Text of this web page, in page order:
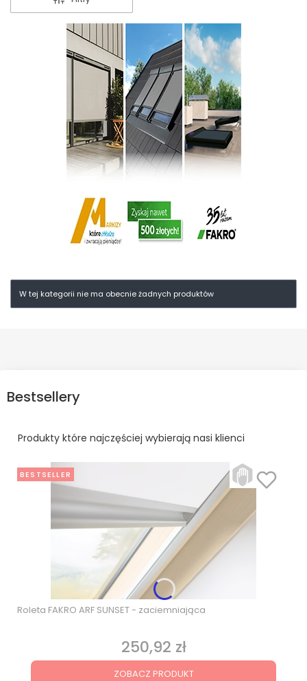
W tej kategorii nie ma obecnie żadnych produktów
Bestsellery
Produkty które najczęściej wybierają nasi klienci
BESTSELLER
Roleta FAKRO ARF SUNSET - zaciemniająca
Cena
250,92 zł
ZOBACZ PRODUKT